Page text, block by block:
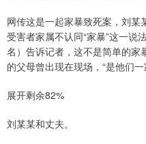
网传这是一起家暴致死案，刘某
受害者家属不认同“家暴”这一说
名）告诉记者，这不是简单的家
的父母曾出现在现场，“是他们一
展开剩余82%
刘某某和丈夫。